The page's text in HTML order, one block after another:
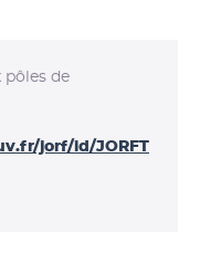
pôles de
jorf/id/JORFT